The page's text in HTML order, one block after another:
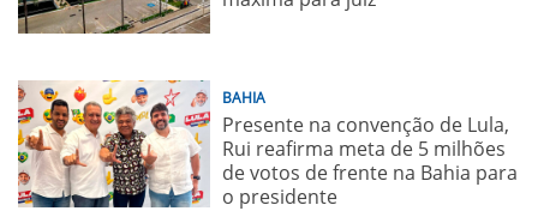
BAHIA
Presente na convenção de Lula,
Rui reafirma meta de 5 milhões
de votos de frente na Bahia para
o presidente